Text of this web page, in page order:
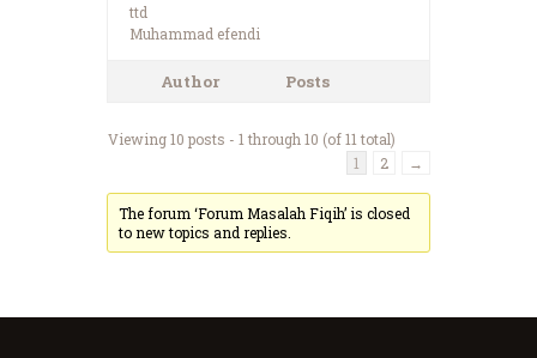
ttd
Muhammad efendi
Author Posts
Viewing 10 posts - 1 through 10 (of 11 total)
1
2 →
The forum ‘Forum Masalah Fiqih’ is closed
to new topics and replies.